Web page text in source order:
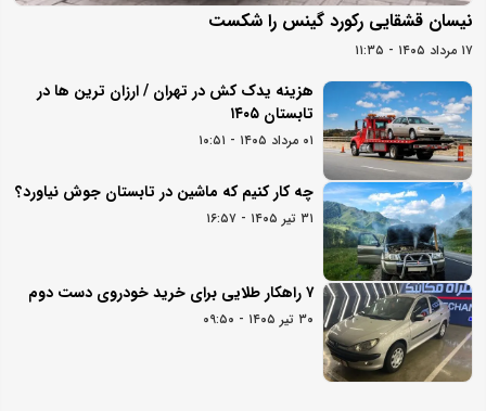
نیسان قشقایی رکورد گینس را شکست
۱۷ مرداد ۱۴۰۵ - ۱۱:۳۵
هزینه یدک کش در تهران / ارزان ترین ها در
تابستان ۱۴۰۵
۰۱ مرداد ۱۴۰۵ - ۱۰:۵۱
چه کار کنیم که ماشین در تابستان جوش نیاورد؟
۳۱ تیر ۱۴۰۵ - ۱۶:۵۷
۷ راهکار طلایی برای خرید خودروی دست دوم
۳۰ تیر ۱۴۰۵ - ۰۹:۵۰